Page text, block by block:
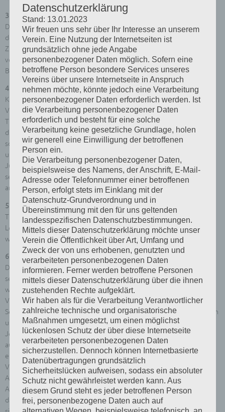
3. Ausübung des Hausrechts
Die Börsenverantwortlichen und Aufsichtspersonen sind gegenüber
den Anbietern und Besuchern weisungsbefugt. Sie können bei
Zuwiderhandlungen gegen die, durch die zuständige Behörde,
verfügten Auflagen, die Börsenordnung oder tierschutzrechtliche
Bestimmungen, Personen von der Börse ausschließen.
4. Angebotene Tiere
Kranke, verletzte, geschwächte Tiere oder solche Tiere, bei denen
Verstöße gegen das Tierschutzgesetz festzustellen sind, gestresste
Tier oder Tiere mit sonstigen erheblichen Verhaltensauffälligkeiten
dürfen nicht auf das Börsengelände gebracht werden. Wird ein
solches Tier während der Veranstaltung beobachtet, muss es
umgehend ausgesondert und im Bedarfsfall behandelt werden.
Jungtiere, die noch nicht entwöhnt sind oder Tiere, die noch nicht
selbstständig Futter und Wasser aufnehmen können, dürfen nicht
angeboten werden.
5. Abgabe von Tieren an Kinder und Jugendliche
Tiere dürfen an Kinder und Jugendliche bis zum vollendeten 16.
Lebensjahr nur im Beisein eines Erziehungsberechtigten abgegeben
werden.
6. Verkaufskäfige
Die Verkaufskäfige müssen leicht zu reinigen und zu desinfizieren
sein und vor jeder Wiederverwendung gereinigt und desinfiziert
werden. Eine ausreichende Belüftung muss gewährleistet sein. Zur
Vermeidung von unnötigem Stress dürfen die Käfige nur von einer
Seite einsehbar sein. Die Käfige müssen standfest untergebracht sein
und auf Tischhöhe, mit maximal zwei Käfigen übereinander, stehen.
Jedem Tier muss unter Beachtung tierspezifischer Anforderung in
ausreichender Menge Futter und Wasser in hygienisch
einwandfreiem Zustand zur Verfügung stehen, welches bei
Verunreinigung zu erneuern oder durch die Entfernung von
Ausscheidungen der Tiere zu reinigen ist. Die Käfige sind durch den
Anbieter gegen
das Hineingreifen und die Entnahme von Tieren durch Unbefugte zu
Datenschutzerklärung
Stand: 13.01.2023
Wir freuen uns sehr über Ihr Interesse an unserem
Verein. Eine Nutzung der Internetseiten ist
grundsätzlich ohne jede Angabe
personenbezogener Daten möglich. Sofern eine
betroffene Person besondere Services unseres
Vereins über unsere Internetseite in Anspruch
nehmen möchte, könnte jedoch eine Verarbeitung
personenbezogener Daten erforderlich werden. Ist
die Verarbeitung personenbezogener Daten
erforderlich und besteht für eine solche
Verarbeitung keine gesetzliche Grundlage, holen
wir generell eine Einwilligung der betroffenen
Person ein.
Die Verarbeitung personenbezogener Daten,
beispielsweise des Namens, der Anschrift, E-Mail-
Adresse oder Telefonnummer einer betroffenen
Person, erfolgt stets im Einklang mit der
Datenschutz-Grundverordnung und in
Übereinstimmung mit den für uns geltenden
landesspezifischen Datenschutzbestimmungen.
Mittels dieser Datenschutzerklärung möchte unser
Verein die Öffentlichkeit über Art, Umfang und
Zweck der von uns erhobenen, genutzten und
verarbeiteten personenbezogenen Daten
informieren. Ferner werden betroffene Personen
mittels dieser Datenschutzerklärung über die ihnen
zustehenden Rechte aufgeklärt.
Wir haben als für die Verarbeitung Verantwortlicher
zahlreiche technische und organisatorische
Maßnahmen umgesetzt, um einen möglichst
lückenlosen Schutz der über diese Internetseite
verarbeiteten personenbezogenen Daten
sicherzustellen. Dennoch können Internetbasierte
Datenübertragungen grundsätzlich
Sicherheitslücken aufweisen, sodass ein absoluter
Schutz nicht gewährleistet werden kann. Aus
diesem Grund steht es jeder betroffenen Person
frei, personenbezogene Daten auch auf